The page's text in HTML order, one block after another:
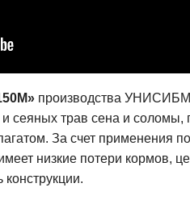
производства
сеяных трав сена и
За счет применения
низкие потери кормов,